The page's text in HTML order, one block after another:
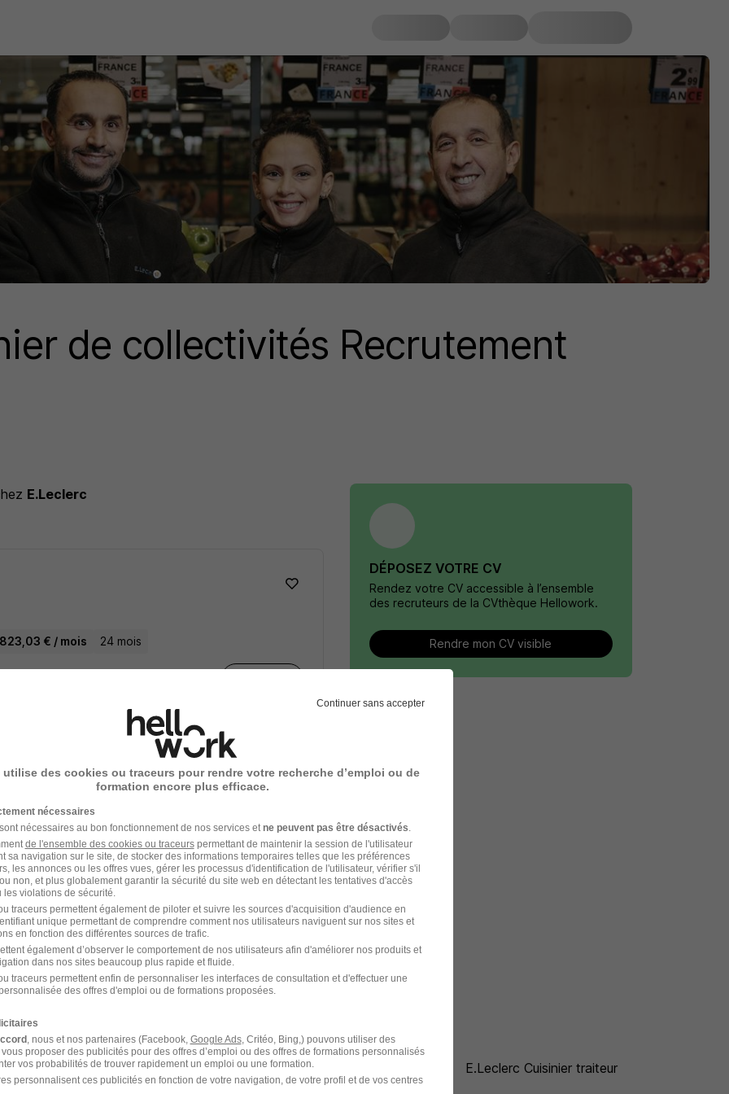
de collectivités Recrutement
E.Leclerc
€ / mois 24 mois
de collectivitéschezE.Leclerc
de collectivités
DÉPOSEZ VOTRE CV
Rendez votre CV accessible à l’ensemble
des recruteurs de la CVthèque Hellowork.
Rendre mon CV visible
le domaine Restauration
Cuisinier E.Leclerc Pizzaiolo E.Leclerc Cuisinier traiteur
Continuer sans accepter
utilise des cookies ou traceurs pour rendre votre recherche d’emploi ou de
formation encore plus efficace.
nécessaires
nécessaires au bon fonctionnement de nos services etne peuvent pas être désactivés.
de l'ensemble des cookies ou traceurspermettant de maintenir la session de l'utilisateur
sa navigation sur le site, de stocker des informations temporaires telles que les préférences
les annonces ou les offres vues, gérer les processus d'identification de l'utilisateur, vérifier s'il
non, et plus globalement garantir la sécurité du site web en détectant les tentatives d'accès
les violations de sécurité.
traceurs permettent également de piloter et suivre les sources d'acquisition d'audience en
unique permettant de comprendre comment nos utilisateurs naviguent sur nos sites et
en fonction des différentes sources de trafic.
également d’observer le comportement de nos utilisateurs afin d'améliorer nos produits et
dans nos sites beaucoup plus rapide et fluide.
traceurs permettent enfin de personnaliser les interfaces de consultation et d'effectuer une
des offres d'emploi ou de formations proposées.
, nous et nos partenaires (Facebook, Google Ads, Critéo, Bing,) pouvons utiliser des
proposer des publicités pour des offres d’emploi ou des offres de formations personnalisés
vos probabilités de trouver rapidement un emploi ou une formation.
personnalisent ces publicités en fonction de votre navigation, de votre profil et de vos centres